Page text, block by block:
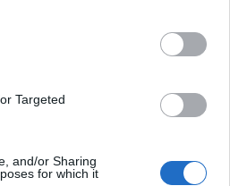
Targeted
and/or Sharing
for which it
egy „szép